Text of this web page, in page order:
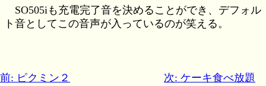
SO505iも充電完了音を決めることができ、デフォル
ト音としてこの音声が入っているのが笑える。
前: ピクミン２ 次: ケーキ食べ放題